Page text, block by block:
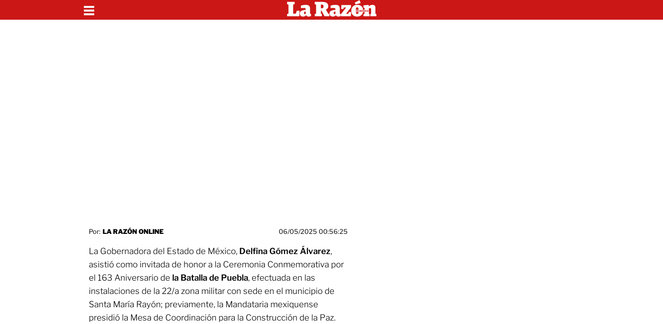
Por: LA RAZÓN ONLINE 06/05/2025 00:56:25
La Gobernadora del Estado de México, Delfina Gómez Álvarez,
asistió como invitada de honor a la Ceremonia Conmemorativa por
el 163 Aniversario de la Batalla de Puebla, efectuada en las
instalaciones de la 22/a zona militar con sede en el municipio de
Santa María Rayón; previamente, la Mandataria mexiquense
presidió la Mesa de Coordinación para la Construcción de la Paz.